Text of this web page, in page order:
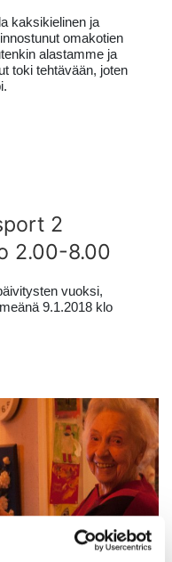
kaksikielinen ja
omakotien
alastamme ja
toki tehtävään, joten
2
2.00-8.00
vuoksi,
9.1.2018 klo